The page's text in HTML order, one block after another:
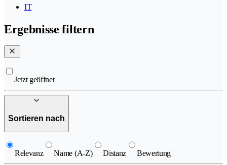
IT
Ergebnisse filtern
Jetzt geöffnet
Sortieren nach
Relevanz Name (A-Z) Distanz Bewertung